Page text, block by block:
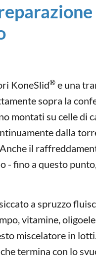
KoneSlid® e una
sopra la
montati su celle di
dalla
il
- fino a questo
a spruzzo
vitamine,
miscelatore in
termina con lo